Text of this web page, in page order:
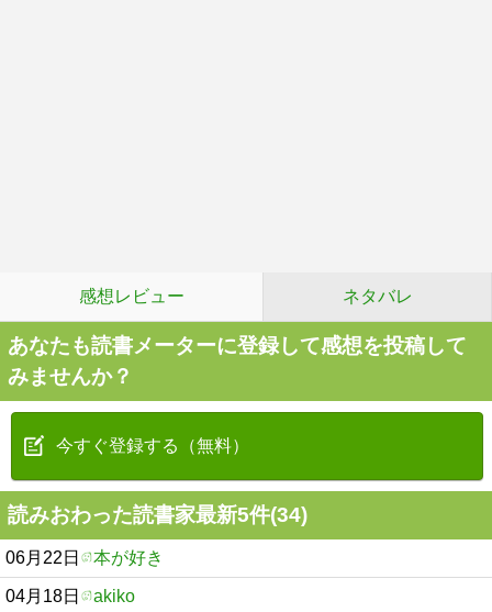
感想レビュー ネタバレ
あなたも読書メーターに登録して感想を投稿して
みませんか？
今すぐ登録する（無料）
読みおわった読書家最新5件(34)
06月22日 本が好き
04月18日 akiko